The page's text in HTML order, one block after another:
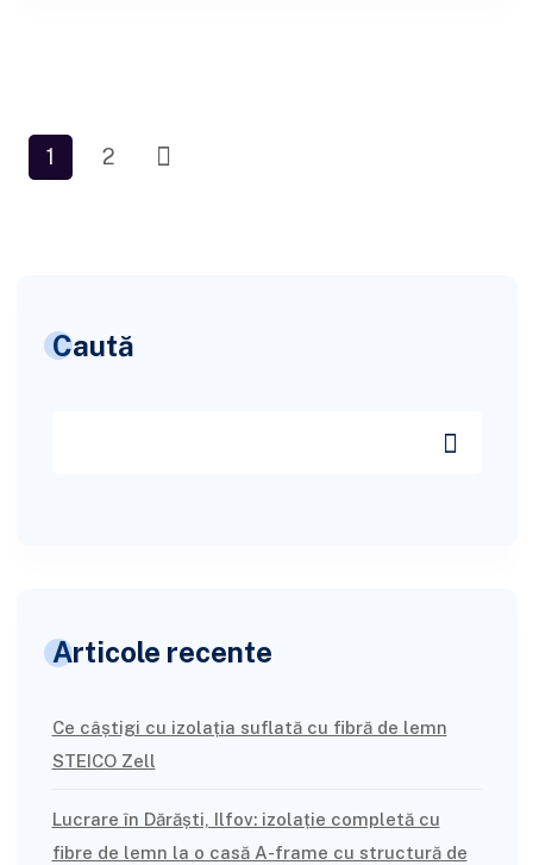
1 2
Caută
Articole recente
Ce câștigi cu izolația suflată cu fibră de lemn
STEICO Zell
Lucrare în Dărăști, Ilfov: izolație completă cu
fibre de lemn la o casă A-frame cu structură de